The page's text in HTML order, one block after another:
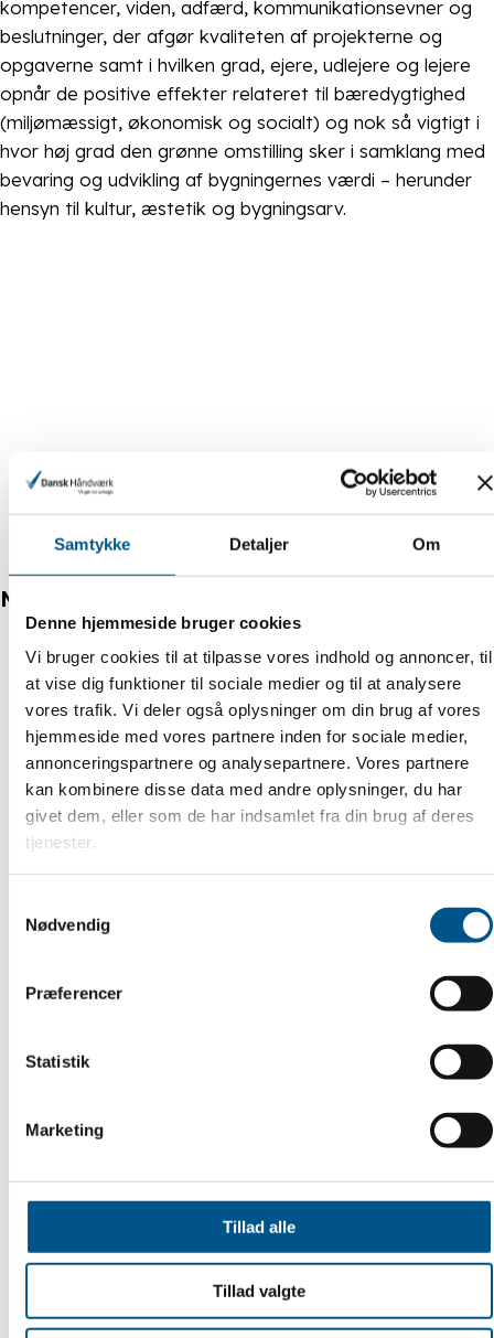
Samtykke Detaljer Om
Denne hjemmeside bruger cookies
Vi bruger cookies til at tilpasse vores indhold og annoncer, til
at vise dig funktioner til sociale medier og til at analysere
vores trafik. Vi deler også oplysninger om din brug af vores
hjemmeside med vores partnere inden for sociale medier,
annonceringspartnere og analysepartnere. Vores partnere
kan kombinere disse data med andre oplysninger, du har
givet dem, eller som de har indsamlet fra din brug af deres
tjenester.
Nødvendig
Præferencer
Statistik
Marketing
Tillad alle
Tillad valgte
kompetencer, viden, adfærd, kommunikationsevner og
beslutninger, der afgør kvaliteten af projekterne og
opgaverne samt i hvilken grad, ejere, udlejere og lejere
opnår de positive effekter relateret til bæredygtighed
(miljømæssigt, økonomisk og socialt) og nok så vigtigt i
hvor høj grad den grønne omstilling sker i samklang med
bevaring og udvikling af bygningernes værdi – herunder
hensyn til kultur, æstetik og bygningsarv.
Mere om baggrunden for projektet
Bæredygtighed skal være en
kultur og ikke en
rapporteringsøvelse
Se bæredygtighed som en